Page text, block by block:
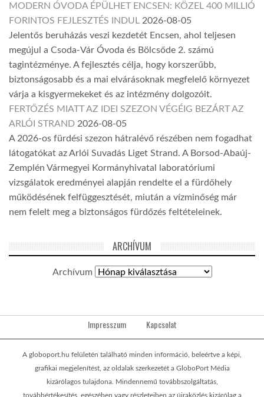
MODERN ÓVODA ÉPÜLHET ENCSEN: KÖZEL 400 MILLIÓ
FORINTOS FEJLESZTÉS INDUL 2026-08-05
Jelentős beruházás veszi kezdetét Encsen, ahol teljesen
megújul a Csoda-Vár Óvoda és Bölcsőde 2. számú
tagintézménye. A fejlesztés célja, hogy korszerűbb,
biztonságosabb és a mai elvárásoknak megfelelő környezet
várja a kisgyermekeket és az intézmény dolgozóit.
FERTŐZÉS MIATT AZ IDEI SZEZON VÉGÉIG BEZÁRT AZ
ARLÓI STRAND 2026-08-05
A 2026-os fürdési szezon hátralévő részében nem fogadhat
látogatókat az Arlói Suvadás Liget Strand. A Borsod-Abaúj-
Zemplén Vármegyei Kormányhivatal laboratóriumi
vizsgálatok eredményei alapján rendelte el a fürdőhely
működésének felfüggesztését, miután a vízminőség már
nem felelt meg a biztonságos fürdőzés feltételeinek.
ARCHÍVUM
Archívum
Impresszum Kapcsolat
A globoport.hu felületén található minden információ, beleértve a képi,
grafikai megjelenítést, az oldalak szerkezetét a GloboPort Média
kizárólagos tulajdona. Mindennemű továbbszolgáltatás,
továbbértékesítés, egészében vagy részleteiben az újraközlés kizárólag a